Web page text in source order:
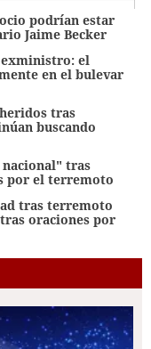
podrían estar
Jaime Becker
el
en el bulevar
tras
buscando
nacional" tras
por el terremoto
tras terremoto
oraciones por